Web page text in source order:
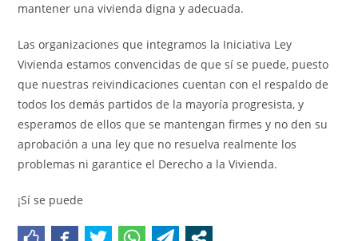
mantener una vivienda digna y adecuada.
Las organizaciones que integramos la Iniciativa Ley
Vivienda estamos convencidas de que sí se puede, puesto
que nuestras reivindicaciones cuentan con el respaldo de
todos los demás partidos de la mayoría progresista, y
esperamos de ellos que se mantengan firmes y no den su
aprobación a una ley que no resuelva realmente los
problemas ni garantice el Derecho a la Vivienda.
¡Sí se puede